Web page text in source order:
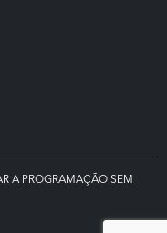
A PROGRAMAÇÃO SEM